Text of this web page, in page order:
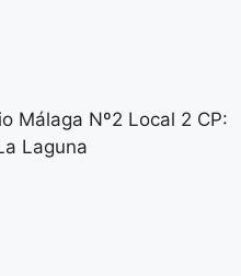
Málaga Nº2 Local 2 CP:
Laguna